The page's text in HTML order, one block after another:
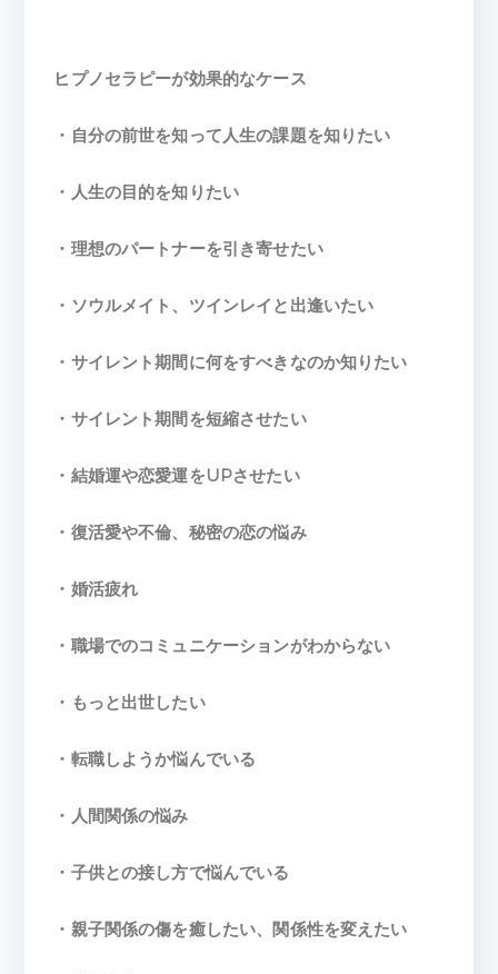
ヒプノセラピーが効果的なケース
・自分の前世を知って人生の課題を知りたい
・人生の目的を知りたい
・理想のパートナーを引き寄せたい
・ソウルメイト、ツインレイと出逢いたい
・サイレント期間に何をすべきなのか知りたい
・サイレント期間を短縮させたい
・結婚運や恋愛運をUPさせたい
・復活愛や不倫、秘密の恋の悩み
・婚活疲れ
・職場でのコミュニケーションがわからない
・もっと出世したい
・転職しようか悩んでいる
・人間関係の悩み
・子供との接し方で悩んでいる
・親子関係の傷を癒したい、関係性を変えたい